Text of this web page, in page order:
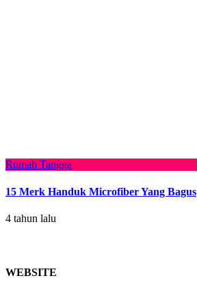
Rumah Tangga
15 Merk Handuk Microfiber Yang Bagus
4 tahun lalu
WEBSITE